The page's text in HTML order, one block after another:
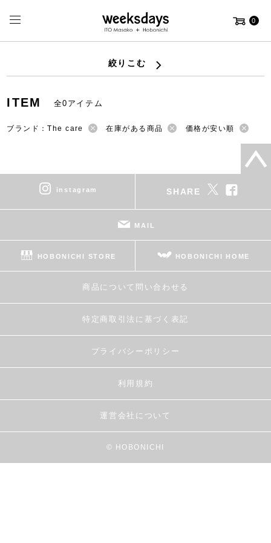
0
絞りこむ
ITEM 全0アイテム
ブランド：The care 在庫がある商品 価格が安い順
instagram SHARE
MAIL
HOBONICHI STORE HOBONICHI HOME
商品について問い合わせる
特定商取引法に基づく表記
プライバシーポリシー
利用規約
運営会社について
© HOBONICHI